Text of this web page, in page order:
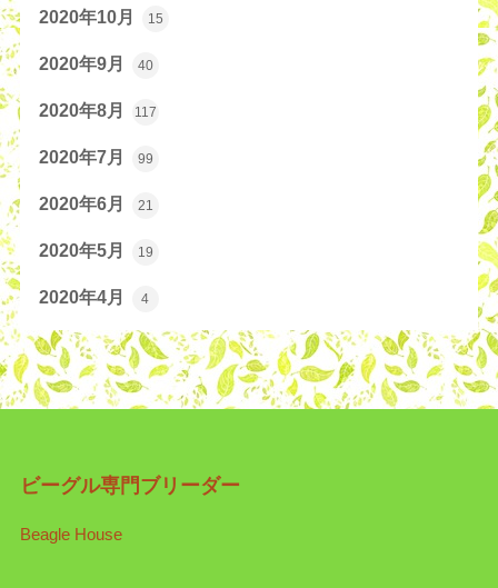
2020年10月 15
2020年9月 40
2020年8月 117
2020年7月 99
2020年6月 21
2020年5月 19
2020年4月 4
ビーグル専門ブリーダー
Beagle House